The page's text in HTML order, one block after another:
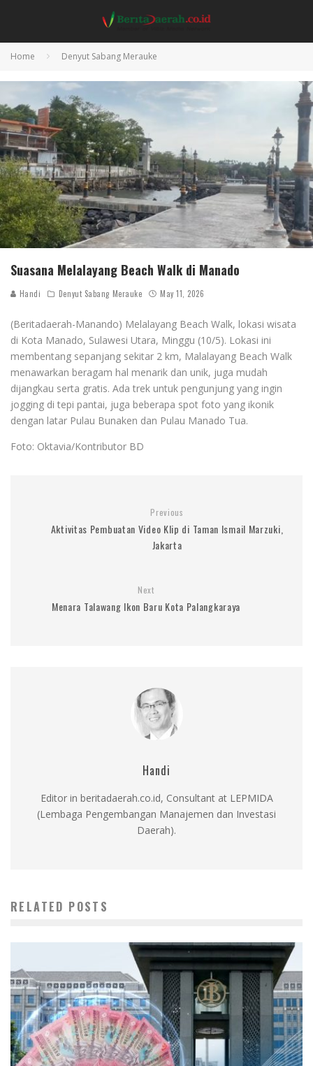
Home Denyut Sabang Merauke
Suasana Melalayang Beach Walk di Manado
Handi Denyut Sabang Merauke May 11, 2026
(Beritadaerah-Manando) Melalayang Beach Walk, lokasi wisata
di Kota Manado, Sulawesi Utara, Minggu (10/5). Lokasi ini
membentang sepanjang sekitar 2 km, Malalayang Beach Walk
menawarkan beragam hal menarik dan unik, juga mudah
dijangkau serta gratis. Ada trek untuk pengunjung yang ingin
jogging di tepi pantai, juga beberapa spot foto yang ikonik
dengan latar Pulau Bunaken dan Pulau Manado Tua.
Foto: Oktavia/Kontributor BD
Previous
Aktivitas Pembuatan Video Klip di Taman Ismail Marzuki,
Jakarta
Next
Menara Talawang Ikon Baru Kota Palangkaraya
Handi
Editor in beritadaerah.co.id, Consultant at LEPMIDA
(Lembaga Pengembangan Manajemen dan Investasi
Daerah).
RELATED POSTS